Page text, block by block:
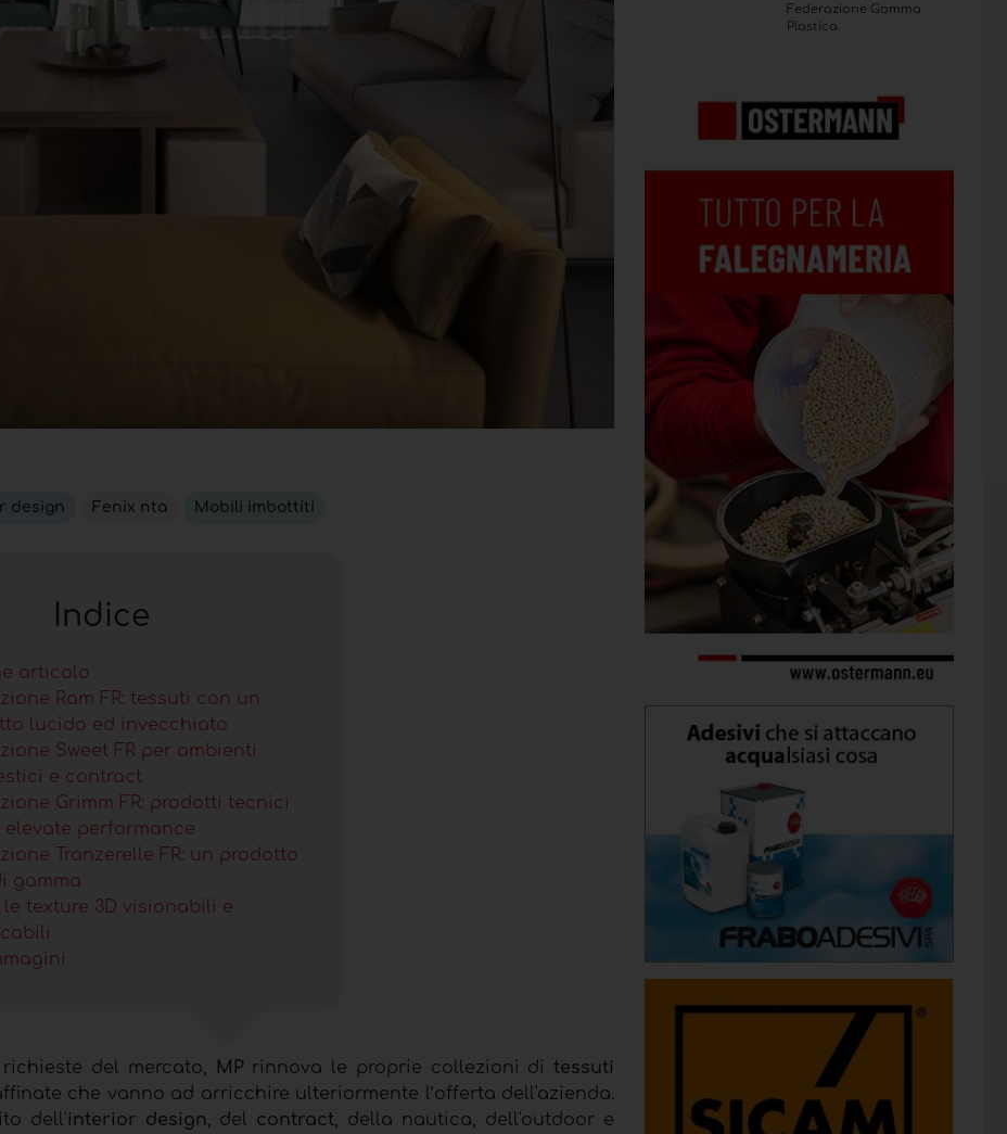
design Fenix nta Mobili imbottiti
Indice
articolo
Ram FR: tessuti con un
lucido ed invecchiato
Sweet FR per ambienti
e contract
Grimm FR: prodotti tecnici
elevate performance
Tranzerelle FR: un prodotto
gamma
le texture 3D visionabili e
del mercato, MPrinnova le proprie collezioni di tessuti
che vanno ad arricchire ulteriormente l’offerta dell'azienda.
dell'interior design , del contract , della nautica, dell'outdoor e
Federazione Gomma
Plastica.